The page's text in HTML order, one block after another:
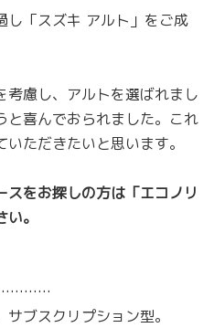
し「スズキ アルト」をご成
考慮し、アルトを選ばれまし
と喜んでおられました。これ
ただきたいと思います。
をお探しの方は「エコノリ
。
サブスクリプション型。